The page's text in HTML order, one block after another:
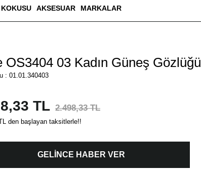
AKSESUAR MARKALAR
OS3404 03 Kadın Güneş Gözlüğü
: 01.01.340403
TL 2.498,33 TL
den başlayan taksitlerle!!
GELİNCE HABER VER